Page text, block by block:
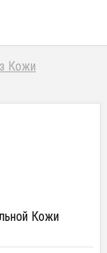
Кожи
Кожи